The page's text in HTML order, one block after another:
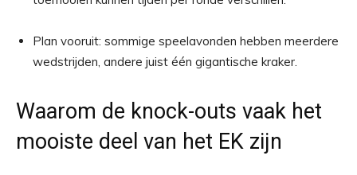
Plan vooruit: sommige speelavonden hebben meerdere
wedstrijden, andere juist één gigantische kraker.
Waarom de knock-outs vaak het
mooiste deel van het EK zijn